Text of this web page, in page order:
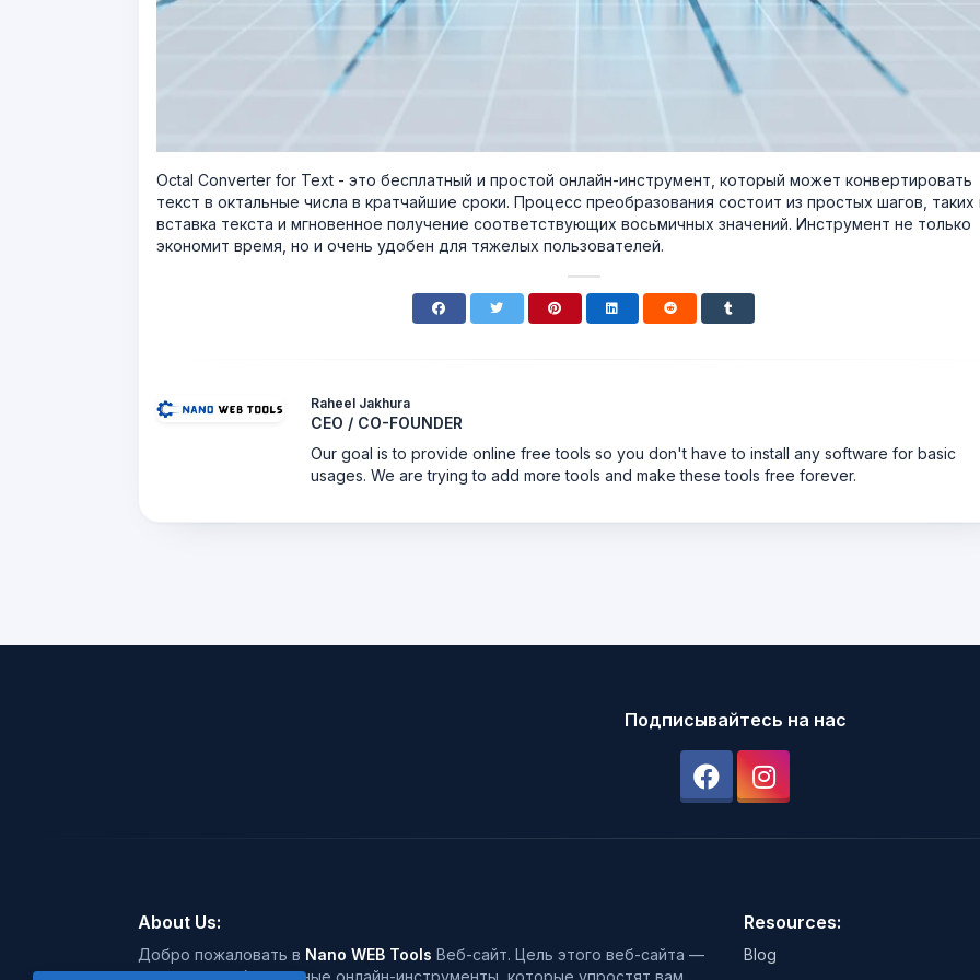
Octal Converter for Text - это бесплатный и простой онлайн-инструмент, который может конвертировать
текст в октальные числа в кратчайшие сроки. Процесс преобразования состоит из простых шагов, таких
вставка текста и мгновенное получение соответствующих восьмичных значений. Инструмент не только
экономит время, но и очень удобен для тяжелых пользователей.
Raheel Jakhura
CEO / CO-FOUNDER
Our goal is to provide online free tools so you don't have to install any software for basic
usages. We are trying to add more tools and make these tools free forever.
Подписывайтесь на нас
About Us:
Добро пожаловать в Nano WEB Tools Веб-сайт. Цель этого веб-сайта —
предложить бесплатные онлайн-инструменты, которые упростят вам
Resources:
Blog